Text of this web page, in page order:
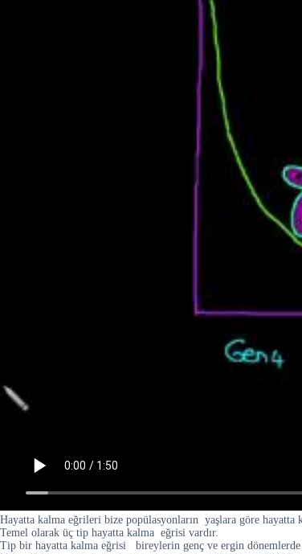
Hayatta kalma eğrileri bize popülasyonların yaşlara göre hayatta
Temel olarak üç tip hayatta kalma eğrisi vardır.
Tip bir hayatta kalma eğrisi bireylerin genç ve ergin dönemlerde